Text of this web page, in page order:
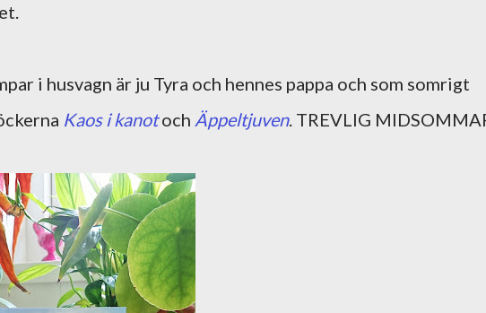
i husvagn är ju Tyra och hennes pappa och som somrigt
Kaos i kanotoch Äppeltjuven. TREVLIG